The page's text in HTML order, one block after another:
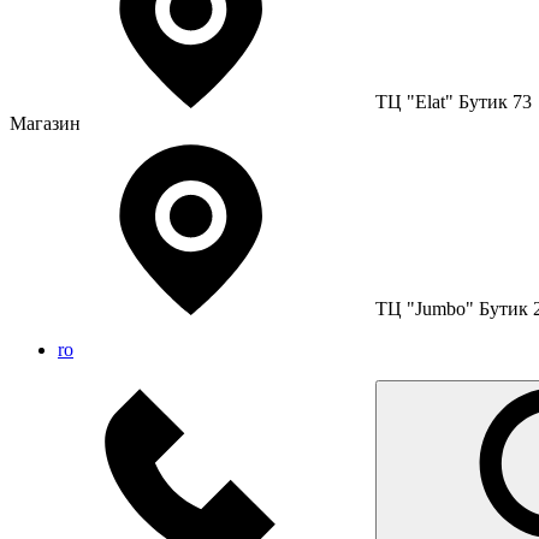
ТЦ "Elat" Бутик 73
Магазин
ТЦ "Jumbo" Бутик
ro